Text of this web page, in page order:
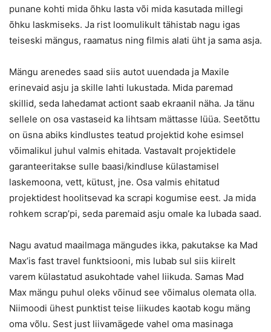
punane kohti mida õhku lasta või mida kasutada millegi
õhku laskmiseks. Ja rist loomulikult tähistab nagu igas
teiseski mängus, raamatus ning filmis alati üht ja sama asja.
Mängu arenedes saad siis autot uuendada ja Maxile
erinevaid asju ja skille lahti lukustada. Mida paremad
skillid, seda lahedamat actiont saab ekraanil näha. Ja tänu
sellele on osa vastaseid ka lihtsam mättasse lüüa. Seetõttu
on üsna abiks kindlustes teatud projektid kohe esimsel
võimalikul juhul valmis ehitada. Vastavalt projektidele
garanteeritakse sulle baasi/kindluse külastamisel
laskemoona, vett, kütust, jne. Osa valmis ehitatud
projektidest hoolitsevad ka scrapi kogumise eest. Ja mida
rohkem scrap’pi, seda paremaid asju omale ka lubada saad.
Nagu avatud maailmaga mängudes ikka, pakutakse ka Mad
Max’is fast travel funktsiooni, mis lubab sul siis kiirelt
varem külastatud asukohtade vahel liikuda. Samas Mad
Max mängu puhul oleks võinud see võimalus olemata olla.
Niimoodi ühest punktist teise liikudes kaotab kogu mäng
oma võlu. Sest just liivamägede vahel oma masinaga